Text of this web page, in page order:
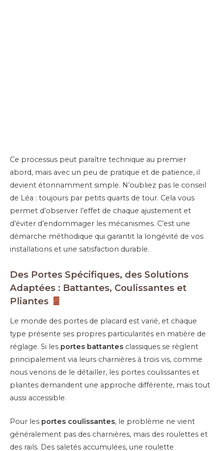
Ce processus peut paraître technique au premier
abord, mais avec un peu de pratique et de patience, il
devient étonnamment simple. N’oubliez pas le conseil
de Léa : toujours par petits quarts de tour. Cela vous
permet d’observer l’effet de chaque ajustement et
d’éviter d’endommager les mécanismes. C’est une
démarche méthodique qui garantit la longévité de vos
installations et une satisfaction durable.
Des Portes Spécifiques, des Solutions
Adaptées : Battantes, Coulissantes et
Pliantes
Le monde des portes de placard est varié, et chaque
type présente ses propres particularités en matière de
réglage. Si les portes battantes classiques se règlent
principalement via leurs charnières à trois vis, comme
nous venons de le détailler, les portes coulissantes et
pliantes demandent une approche différente, mais tout
aussi accessible.
Pour les portes coulissantes, le problème ne vient
généralement pas des charnières, mais des roulettes et
des rails. Des saletés accumulées, une roulette